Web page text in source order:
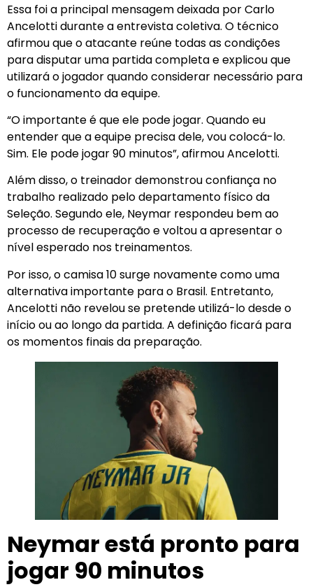
Essa foi a principal mensagem deixada por Carlo
Ancelotti durante a entrevista coletiva. O técnico
afirmou que o atacante reúne todas as condições
para disputar uma partida completa e explicou que
utilizará o jogador quando considerar necessário para
o funcionamento da equipe.
“O importante é que ele pode jogar. Quando eu
entender que a equipe precisa dele, vou colocá-lo.
Sim. Ele pode jogar 90 minutos”, afirmou Ancelotti.
Além disso, o treinador demonstrou confiança no
trabalho realizado pelo departamento físico da
Seleção. Segundo ele, Neymar respondeu bem ao
processo de recuperação e voltou a apresentar o
nível esperado nos treinamentos.
Por isso, o camisa 10 surge novamente como uma
alternativa importante para o Brasil. Entretanto,
Ancelotti não revelou se pretende utilizá-lo desde o
início ou ao longo da partida. A definição ficará para
os momentos finais da preparação.
Neymar está pronto para
jogar 90 minutos